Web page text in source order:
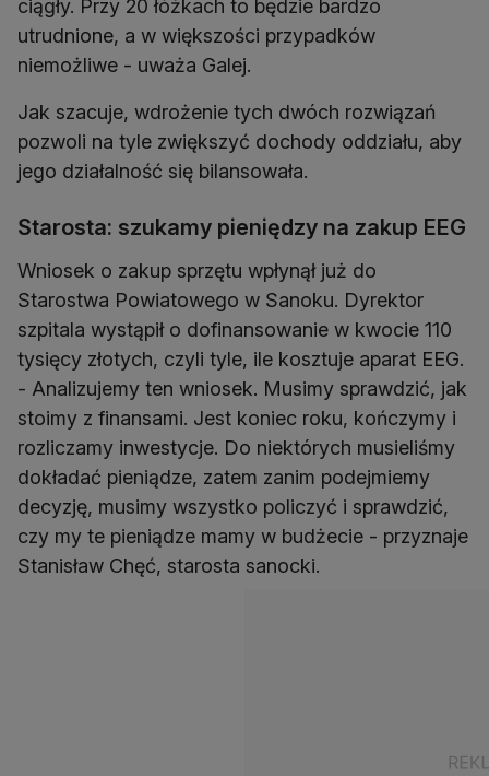
ciągły. Przy 20 łóżkach to będzie bardzo
utrudnione, a w większości przypadków
niemożliwe - uważa Galej.
Jak szacuje, wdrożenie tych dwóch rozwiązań
pozwoli na tyle zwiększyć dochody oddziału, aby
jego działalność się bilansowała.
Starosta: szukamy pieniędzy na zakup EEG
Wniosek o zakup sprzętu wpłynął już do
Starostwa Powiatowego w Sanoku. Dyrektor
szpitala wystąpił o dofinansowanie w kwocie 110
tysięcy złotych, czyli tyle, ile kosztuje aparat EEG.
- Analizujemy ten wniosek. Musimy sprawdzić, jak
stoimy z finansami. Jest koniec roku, kończymy i
rozliczamy inwestycje. Do niektórych musieliśmy
dokładać pieniądze, zatem zanim podejmiemy
decyzję, musimy wszystko policzyć i sprawdzić,
czy my te pieniądze mamy w budżecie - przyznaje
Stanisław Chęć, starosta sanocki.